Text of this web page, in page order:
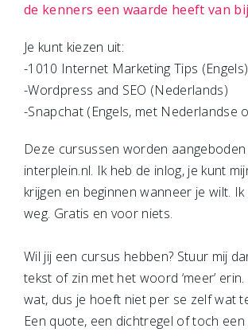
de kenners een waarde heeft van
Je kunt kiezen uit:
-1010 Internet Marketing Tips
-Wordpress and SEO (Nederlands)
-Snapchat (Engels, met Nederlandse
Deze cursussen worden
interplein.nl. Ik heb de inlog, je kunt
krijgen en beginnen wanneer je wilt. Ik
weg. Gratis en voor niets.
Wil jij een cursus hebben? Stuur mij
tekst of zin met het woord ‘meer’
wat, dus je hoeft niet per se zelf wat
Een quote, een dichtregel of toch een